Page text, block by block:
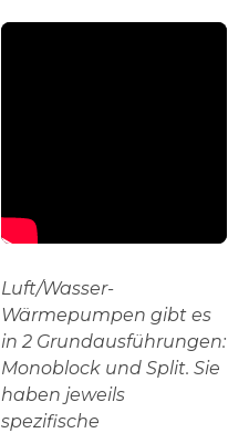
Luft/Wasser-
Wärmepumpen gibt es
in 2 Grundausführungen:
Monoblock und Split. Sie
haben jeweils
spezifische